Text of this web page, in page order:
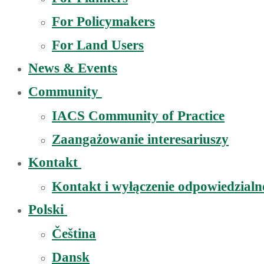
For Policymakers
For Land Users
News & Events
Community
IACS Community of Practice
Zaangażowanie interesariuszy
Kontakt
Kontakt i wyłączenie
Polski
Čeština
Dansk